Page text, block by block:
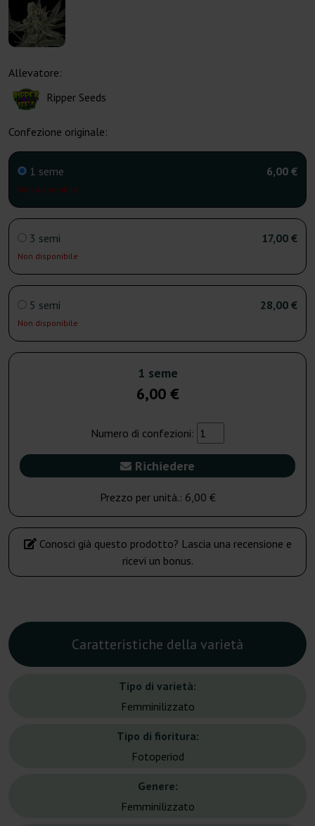
Allevatore:
Ripper Seeds
Confezione originale:
1 seme
Non disponibile
6,00 €
3 semi
Non disponibile
17,00 €
5 semi
Non disponibile
28,00 €
1 seme
6,00 €
Numero di confezioni:
Richiedere
Prezzo per unità.: 6,00 €
Conosci già questo prodotto? Lascia una recensione e
ricevi un bonus.
Caratteristiche della varietà
Tipo di varietà:
Femminilizzato
Tipo di fioritura:
Fotoperiod
Genere:
Femminilizzato